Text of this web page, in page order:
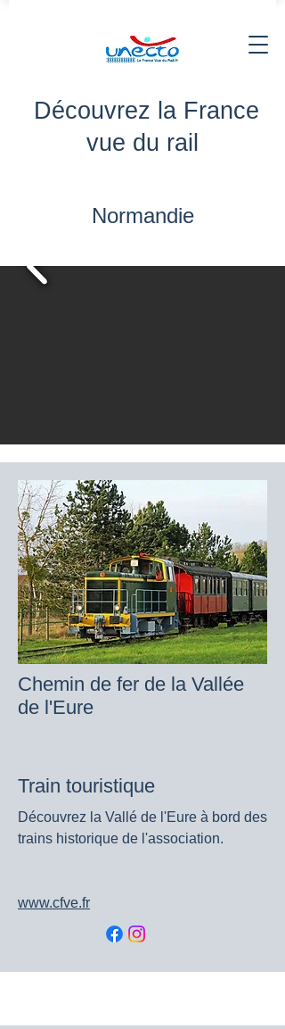
Découvrez la France
vue du rail
Normandie
Chemin de fer de la Vallée
de l'Eure
Train touristique
Découvrez la Vallé de l'Eure à bord des
trains historique de l'association.
www.cfve.fr